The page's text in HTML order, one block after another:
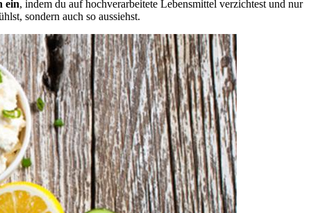
ein, indem du auf hochverarbeitete Lebensmittel verzichtest und nur
sondern auch so aussiehst.